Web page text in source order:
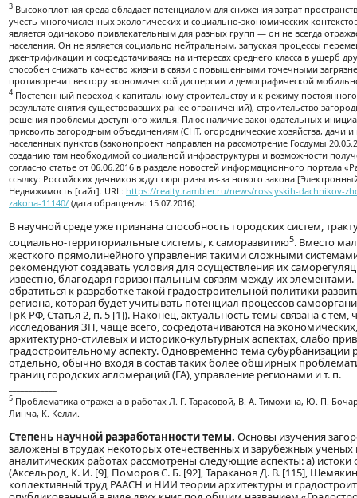
3 Высокоплотная среда обладает потенциалом для снижения затрат
учесть многочисленных экологических и социально-экономических
является одинаково привлекательным для разных групп — он не всегда
населения. Он не является социально нейтральным, запуская процессы
джентрификации и сосредотачиваясь на интересах среднего класса в ущерб
способен снижать качество жизни в связи с повышенными точечными
противоречит вектору экономической дисперсии и демографической
4 Постепенный переход к капитальному строительству и к режиму
результате снятия существовавших ранее ограничений), строительство
решения проблемы доступного жилья. Плюс наличие законодательных
присвоить загородным объединениям (СНТ, огороднические хозяйства, дачи и
населенных пунктов (законопроект направлен на рассмотрение Госдумы
созданию там необходимой социальной инфраструктуры и возможности
согласно статье от 06.06.2016 в разделе новостей информационного портала
ссылку: Российских дачников ждут сюрпризы из-за нового закона
Недвижимость [сайт]. URL: https://realty.rambler.ru/news/rossiyskih-dachnikov-
zakona-11140/ (дата обращения: 15.07.2016).
В научной среде уже признана способность городских систем,
социально-территориальные системы, к саморазвитию5. Вместо
жесткого прямолинейного управления такими сложными
рекомендуют создавать условия для осуществления их
известно, благодаря горизонтальным связям между их
обратиться к разработке такой градостроительной политики
региона, которая будет учитывать потенциал процессов
ГрК РФ, Статья 2, п. 5 [1]). Наконец, актуальность темы связана с тем,
исследования ЗП, чаще всего, сосредотачиваются на
архитектурно-стилевых и историко-культурных аспектах, слабо
градостроительному аспекту. Одновременно тема субурбанизации
отдельно, обычно входя в состав таких более обширных
границ городских агломераций (ГА), управление регионами и т. п.
5 Проблематика отражена в работах Л. Г. Тарасовой, В. А. Тимохина, Ю. П.
Линча, К. Келли.
Степень научной разработанности темы. Основы изучения
заложены в трудах некоторых отечественных и зарубежных ученых
аналитических работах рассмотрены следующие аспекты: а)
(Аксельрод, К. И. [9], Поморов С. Б. [92], Тараканов Д. В. [115],
коллективный труд РААСН и НИИ теории архитектуры и